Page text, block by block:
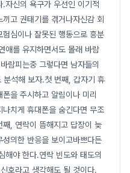
자신의 욕구가 우선인 이기적
고 권태기를 겪거나자신감 회
심이나 잘못된 행동으로 흥분
애를 유지하면서도 몰래 바람
람피는중 그렇다면 남자들의
석해 보자.첫 번째, 갑자기 휴
을 주시하고 알림이나 미리
치게 휴대폰을 숨긴다면 무조
, 연락이 뜸해지고 답장이 늦
의한 반응을 보이고바쁘다든
해야 한다.연락 빈도와 태도의
호라고 생각해도 될 것이다.